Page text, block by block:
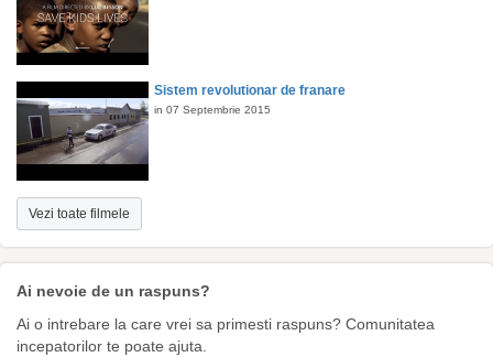
Sistem revolutionar de franare
in 07 Septembrie 2015
Vezi toate filmele
Ai nevoie de un raspuns?
Ai o intrebare la care vrei sa primesti raspuns? Comunitatea
incepatorilor te poate ajuta.